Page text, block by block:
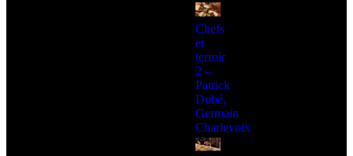
Chefs
et
terroir
2 –
Patrick
Dubé,
Germain
Charlevoix